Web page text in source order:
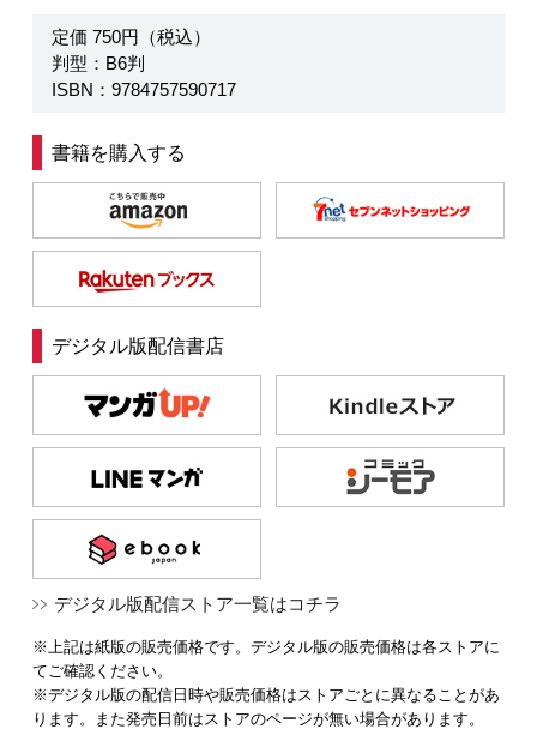
定価 750円（税込）
判型：B6判
ISBN：9784757590717
書籍を購入する
デジタル版配信書店
デジタル版配信ストア一覧はコチラ
※上記は紙版の販売価格です。デジタル版の販売価格は各ストアに
てご確認ください。
※デジタル版の配信日時や販売価格はストアごとに異なることがあ
ります。また発売日前はストアのページが無い場合があります。